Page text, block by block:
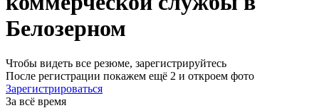
Белозерном
Чтобы видеть все резюме, зарегистрируйтесь
После регистрации покажем ещё 2 и откроем фото
Зарегистрироваться
За всё время